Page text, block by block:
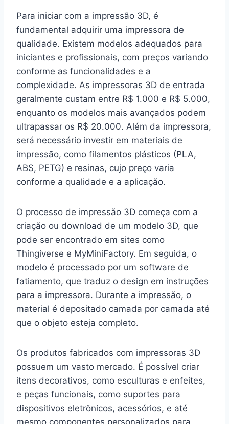
Para iniciar com a impressão 3D, é
fundamental adquirir uma impressora de
qualidade. Existem modelos adequados para
iniciantes e profissionais, com preços variando
conforme as funcionalidades e a
complexidade. As impressoras 3D de entrada
geralmente custam entre R$ 1.000 e R$ 5.000,
enquanto os modelos mais avançados podem
ultrapassar os R$ 20.000. Além da impressora,
será necessário investir em materiais de
impressão, como filamentos plásticos (PLA,
ABS, PETG) e resinas, cujo preço varia
conforme a qualidade e a aplicação.
O processo de impressão 3D começa com a
criação ou download de um modelo 3D, que
pode ser encontrado em sites como
Thingiverse e MyMiniFactory. Em seguida, o
modelo é processado por um software de
fatiamento, que traduz o design em instruções
para a impressora. Durante a impressão, o
material é depositado camada por camada até
que o objeto esteja completo.
Os produtos fabricados com impressoras 3D
possuem um vasto mercado. É possível criar
itens decorativos, como esculturas e enfeites,
e peças funcionais, como suportes para
dispositivos eletrônicos, acessórios, e até
mesmo componentes personalizados para